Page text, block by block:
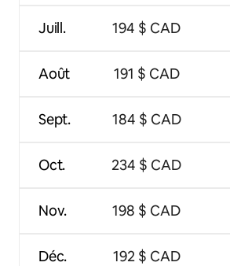
Juill.
Août
Sept.
Oct.
Nov.
Déc.
194 $ CAD
191 $ CAD
184 $ CAD
234 $ CAD
198 $ CAD
192 $ CAD